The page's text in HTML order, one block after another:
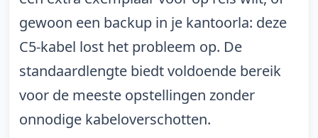
gewoon een backup in je kantoorla: deze
C5-kabel lost het probleem op. De
standaardlengte biedt voldoende bereik
voor de meeste opstellingen zonder
onnodige kabeloverschotten.